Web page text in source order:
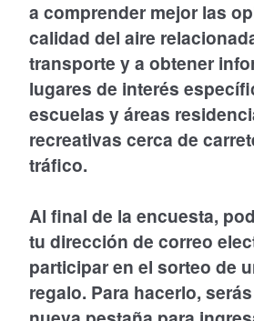
a comprender mejor las
calidad del aire
transporte y a obtener
lugares de interés
escuelas y áreas
recreativas cerca de
tráfico.
Al final de la encuesta,
tu dirección de correo
participar en el sorteo de
regalo. Para hacerlo,